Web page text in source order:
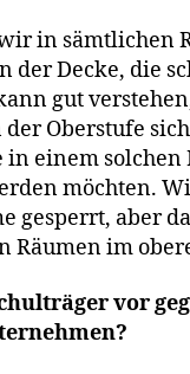
in sämtlichen
der Decke, die
gut
Oberstufe
in einem
möchten.
gesperrt, aber
Räumen im
vor